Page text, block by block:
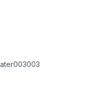
charcoal cloud white